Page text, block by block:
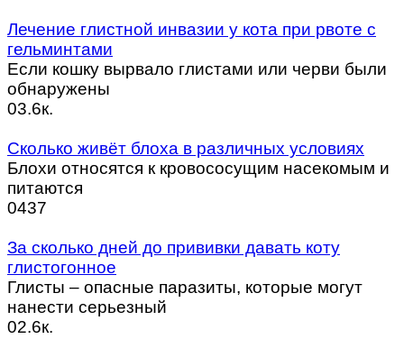
Лечение глистной инвазии у кота при рвоте с
гельминтами
Если кошку вырвало глистами или черви были
обнаружены
03.6к.
Сколько живёт блоха в различных условиях
Блохи относятся к кровососущим насекомым и
питаются
0437
За сколько дней до прививки давать коту
глистогонное
Глисты – опасные паразиты, которые могут
нанести серьезный
02.6к.